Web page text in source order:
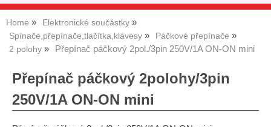
Home
Elektronické součástky
Spínače,přepínače,tlačítka,klávesy
Páčkové přepínače
2 polohy
Přepínač páčkový 2pol./3pin 250V/1A ON-ON mini
Přepínač páčkový 2polohy/3pin
250V/1A ON-ON mini